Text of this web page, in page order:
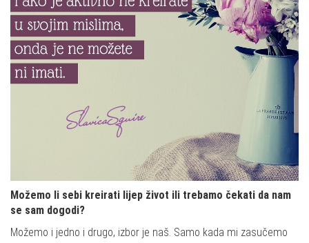
Možemo li sebi kreirati lijep život ili trebamo čekati da nam
se sam dogodi?
Možemo i jedno i drugo, izbor je naš. Samo kada mi zasučemo